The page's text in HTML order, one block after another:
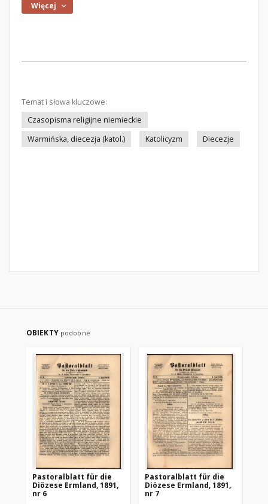
Więcej
Temat i słowa kluczowe:
Czasopisma religijne niemieckie
Warmińska, diecezja (katol.)
Katolicyzm Diecezje
OBIEKTY podobne
Pastoralblatt für die
Diözese Ermland, 1891,
nr 6
Pastoralblatt für die
Diözese Ermland, 1891,
nr 7